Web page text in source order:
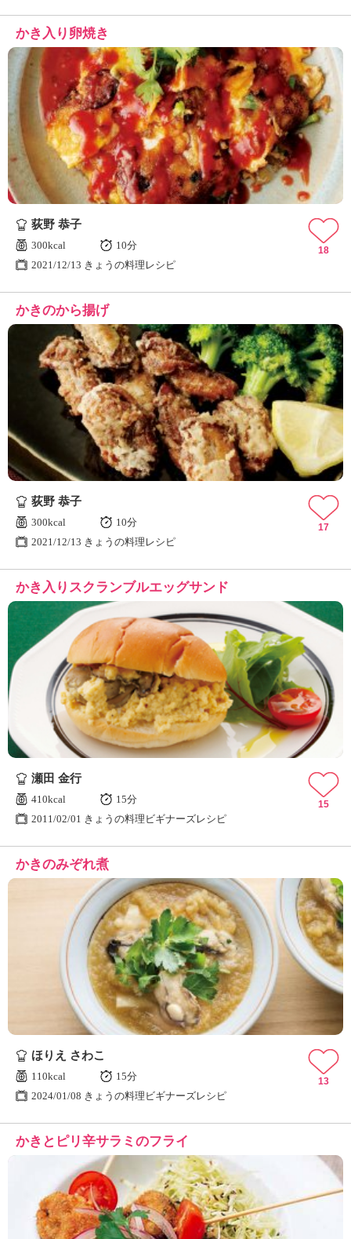
かき入り卵焼き
荻野 恭子
300kcal
10分
2021/12/13 きょうの料理レシピ
18
かきのから揚げ
荻野 恭子
300kcal
10分
2021/12/13 きょうの料理レシピ
17
かき入りスクランブルエッグサンド
瀬田 金行
410kcal
15分
2011/02/01 きょうの料理ビギナーズレシピ
15
かきのみぞれ煮
ほりえ さわこ
110kcal
15分
2024/01/08 きょうの料理ビギナーズレシピ
13
かきとピリ辛サラミのフライ